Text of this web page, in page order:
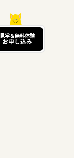
見学＆無料体験
お申し込み